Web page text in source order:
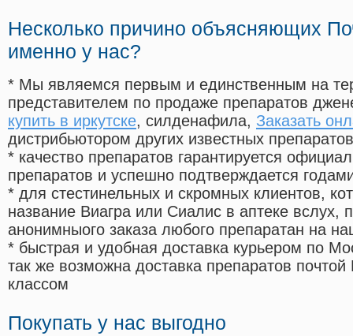
Несколько причино объясняющих
именно у нас?
* Мы являемся первым и единственным на
представителем по продаже препаратов
купить в иркутске, силденафила, Заказать
дистрибьютором других известных препаратов
* качество препаратов гарантируется
препаратов и успешно подтверждается
* для стестинельных и скромных клиентов,
название Виагра или Сиалис в аптеке вслух,
анонимныого заказа любого препаратан на
* быстрая и удобная доставка курьером по
так же возможна доставка препаратов
классом
Покупать у нас выгодно